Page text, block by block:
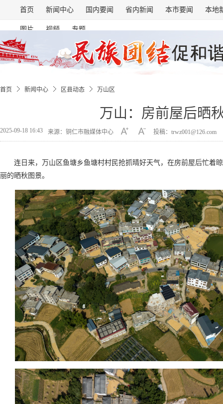
首页 新闻中心 国内要闻 省内新闻 本市要闻 本地
图片 视频 专题
首页 新闻中心 区县动态 万山区
万山：房前屋后晒
2025-09-18 16:43 来源：铜仁市融媒体中心 投稿：trwz001@126.com
连日来，万山区鱼塘乡鱼塘村村民抢抓晴好天气，在房前屋后忙着
丽的晒秋图景。